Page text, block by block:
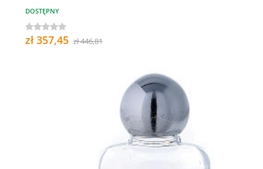
DOSTĘPNY
zł 357,45 zł 446,81